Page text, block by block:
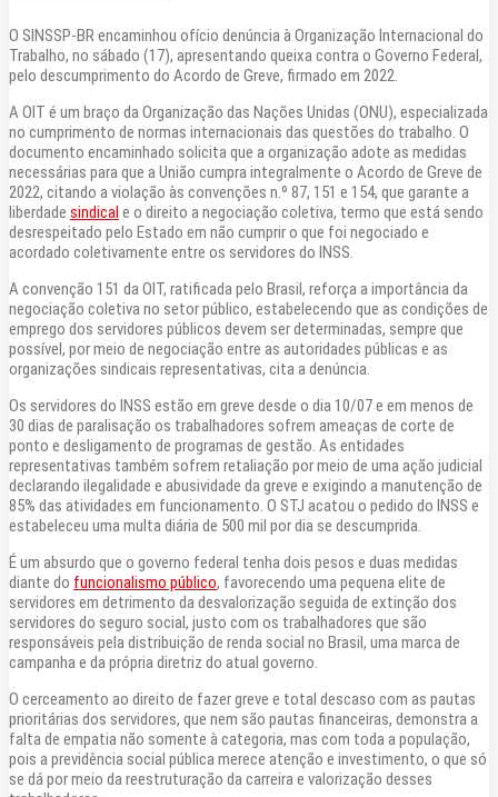
O SINSSP-BR encaminhou ofício denúncia à Organização Internacional do
Trabalho, no sábado (17), apresentando queixa contra o Governo Federal,
pelo descumprimento do Acordo de Greve, firmado em 2022.
A OIT é um braço da Organização das Nações Unidas (ONU), especializada
no cumprimento de normas internacionais das questões do trabalho. O
documento encaminhado solicita que a organização adote as medidas
necessárias para que a União cumpra integralmente o Acordo de Greve de
2022, citando a violação às convenções n.º 87, 151 e 154, que garante a
liberdade sindical e o direito a negociação coletiva, termo que está sendo
desrespeitado pelo Estado em não cumprir o que foi negociado e
acordado coletivamente entre os servidores do INSS.
A convenção 151 da OIT, ratificada pelo Brasil, reforça a importância da
negociação coletiva no setor público, estabelecendo que as condições de
emprego dos servidores públicos devem ser determinadas, sempre que
possível, por meio de negociação entre as autoridades públicas e as
organizações sindicais representativas, cita a denúncia.
Os servidores do INSS estão em greve desde o dia 10/07 e em menos de
30 dias de paralisação os trabalhadores sofrem ameaças de corte de
ponto e desligamento de programas de gestão. As entidades
representativas também sofrem retaliação por meio de uma ação judicial
declarando ilegalidade e abusividade da greve e exigindo a manutenção de
85% das atividades em funcionamento. O STJ acatou o pedido do INSS e
estabeleceu uma multa diária de 500 mil por dia se descumprida.
É um absurdo que o governo federal tenha dois pesos e duas medidas
diante do funcionalismo público, favorecendo uma pequena elite de
servidores em detrimento da desvalorização seguida de extinção dos
servidores do seguro social, justo com os trabalhadores que são
responsáveis pela distribuição de renda social no Brasil, uma marca de
campanha e da própria diretriz do atual governo.
O cerceamento ao direito de fazer greve e total descaso com as pautas
prioritárias dos servidores, que nem são pautas financeiras, demonstra a
falta de empatia não somente à categoria, mas com toda a população,
pois a previdência social pública merece atenção e investimento, o que só
se dá por meio da reestruturação da carreira e valorização desses